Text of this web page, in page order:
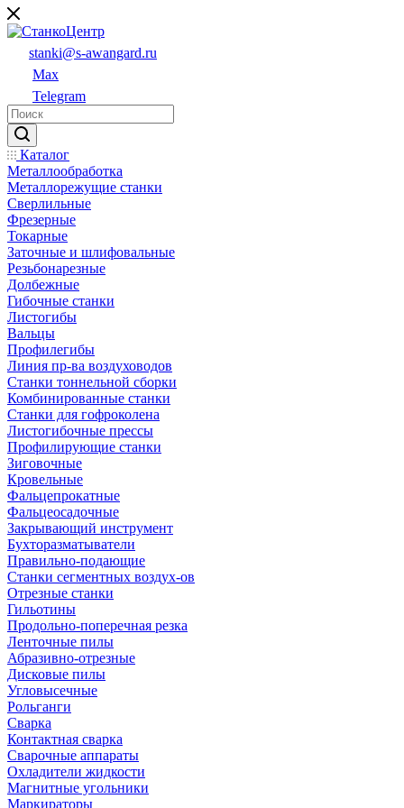
stanki@s-awangard.ru
Max
Telegram
Каталог
Металлообработка
Металлорежущие станки
Сверлильные
Фрезерные
Токарные
Заточные и шлифовальные
Резьбонарезные
Долбежные
Гибочные станки
Листогибы
Вальцы
Профилегибы
Линия пр-ва воздуховодов
Станки тоннельной сборки
Комбинированные станки
Станки для гофроколена
Листогибочные прессы
Профилирующие станки
Зиговочные
Кровельные
Фальцепрокатные
Фальцеосадочные
Закрывающий инструмент
Бухторазматыватели
Правильно-подающие
Станки сегментных воздух-ов
Отрезные станки
Гильотины
Продольно-поперечная резка
Ленточные пилы
Абразивно-отрезные
Дисковые пилы
Угловысечные
Рольганги
Сварка
Контактная сварка
Сварочные аппараты
Охладители жидкости
Магнитные угольники
Маркираторы